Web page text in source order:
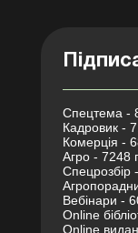
Спецтема -
Кадровик -
Комерція -
Агро - 7248
Спецрозбір
Вебінари -
Online
Online